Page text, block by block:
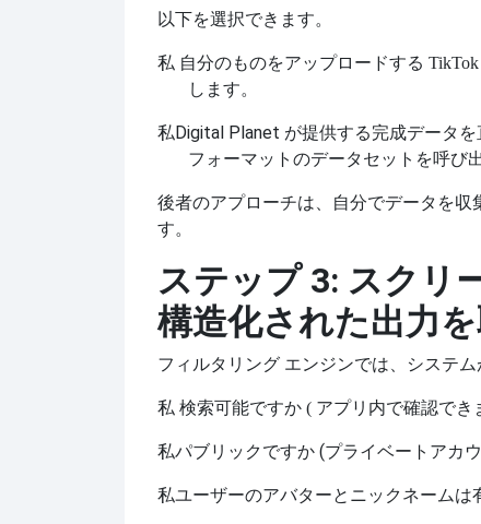
以下を選択できます。
私 自分のものをアップロードする
します。
私Digital Planet が提供する完成データ
フォーマットのデータセットを呼び
後者のアプローチは、自分でデータを
す。
ステップ 3: スクリ
構造化された出力
フィルタリング エンジンでは、システ
私 検索可能ですか ( アプリ内で確認でき
私パブリックですか (プライベートアカ
私ユーザーのアバターとニックネームは